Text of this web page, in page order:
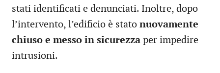
stati identificati e denunciati. Inoltre, dopo
l’intervento, l’edificio è stato nuovamente
chiuso e messo in sicurezza per impedire
intrusioni.